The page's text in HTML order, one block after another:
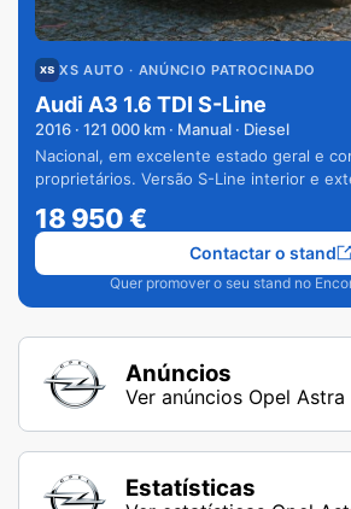
XS AUTO · ANÚNCIO PATROCINADO
Audi A3 1.6 TDI S-Line
2016 · 121 000 km · Manual · Diesel
Nacional, em excelente estado geral e
proprietários. Versão S-Line interior e
18 950€
Quer promover o seu stand no
Contactar o stand
Anúncios
Ver anúncios Opel Astra
Estatísticas